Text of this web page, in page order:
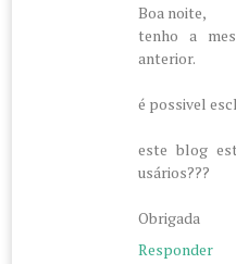
Boa noite,
tenho a
anterior.
é possivel
este blog
usários???
Obrigada
Responder